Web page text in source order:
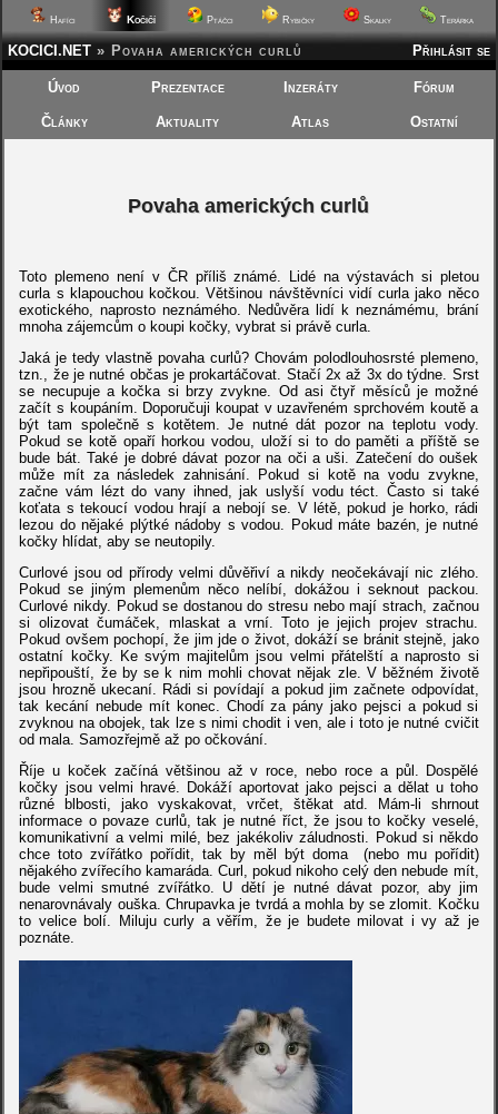
Hafíci Kočičí Ptáčci Rybičky Skalky Terárka
Přihlásit se
KOCICI.NET » Povaha amerických curlů
Úvod Prezentace Inzeráty Fórum
Články Aktuality Atlas Ostatní
Povaha amerických curlů
Toto plemeno není v ČR příliš známé. Lidé na výstavách si pletou
curla s klapouchou kočkou. Většinou návštěvníci vidí curla jako něco
exotického, naprosto neznámého. Nedůvěra lidí k neznámému, brání
mnoha zájemcům o koupi kočky, vybrat si právě curla.
Jaká je tedy vlastně povaha curlů? Chovám polodlouhosrsté plemeno,
tzn., že je nutné občas je prokartáčovat. Stačí 2x až 3x do týdne. Srst
se necupuje a kočka si brzy zvykne. Od asi čtyř měsíců je možné
začít s koupáním. Doporučuji koupat v uzavřeném sprchovém koutě a
být tam společně s kotětem. Je nutné dát pozor na teplotu vody.
Pokud se kotě opaří horkou vodou, uloží si to do paměti a příště se
bude bát. Také je dobré dávat pozor na oči a uši. Zatečení do oušek
může mít za následek zahnisání. Pokud si kotě na vodu zvykne,
začne vám lézt do vany ihned, jak uslyší vodu téct. Často si také
koťata s tekoucí vodou hrají a nebojí se. V létě, pokud je horko, rádi
lezou do nějaké plýtké nádoby s vodou. Pokud máte bazén, je nutné
kočky hlídat, aby se neutopily.
Curlové jsou od přírody velmi důvěřiví a nikdy neočekávají nic zlého.
Pokud se jiným plemenům něco nelíbí, dokážou i seknout packou.
Curlové nikdy. Pokud se dostanou do stresu nebo mají strach, začnou
si olizovat čumáček, mlaskat a vrní. Toto je jejich projev strachu.
Pokud ovšem pochopí, že jim jde o život, dokáží se bránit stejně, jako
ostatní kočky. Ke svým majitelům jsou velmi přátelští a naprosto si
nepřipouští, že by se k nim mohli chovat nějak zle. V běžném životě
jsou hrozně ukecaní. Rádi si povídají a pokud jim začnete odpovídat,
tak kecání nebude mít konec. Chodí za pány jako pejsci a pokud si
zvyknou na obojek, tak lze s nimi chodit i ven, ale i toto je nutné cvičit
od mala. Samozřejmě až po očkování.
Říje u koček začíná většinou až v roce, nebo roce a půl. Dospělé
kočky jsou velmi hravé. Dokáží aportovat jako pejsci a dělat u toho
různé blbosti, jako vyskakovat, vrčet, štěkat atd. Mám-li shrnout
informace o povaze curlů, tak je nutné říct, že jsou to kočky veselé,
komunikativní a velmi milé, bez jakékoliv záludnosti. Pokud si někdo
chce toto zvířátko pořídit, tak by měl být doma (nebo mu pořídit)
nějakého zvířecího kamaráda. Curl, pokud nikoho celý den nebude mít,
bude velmi smutné zvířátko. U dětí je nutné dávat pozor, aby jim
nenarovnávaly ouška. Chrupavka je tvrdá a mohla by se zlomit. Kočku
to velice bolí. Miluju curly a věřím, že je budete milovat i vy až je
poznáte.